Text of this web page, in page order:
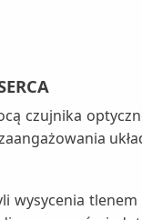
czujnika
wysycenia